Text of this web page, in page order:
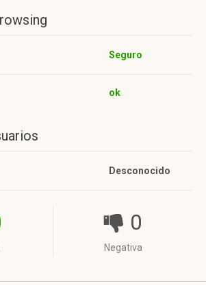
Seguro
ok
Desconocido
0
Negativa